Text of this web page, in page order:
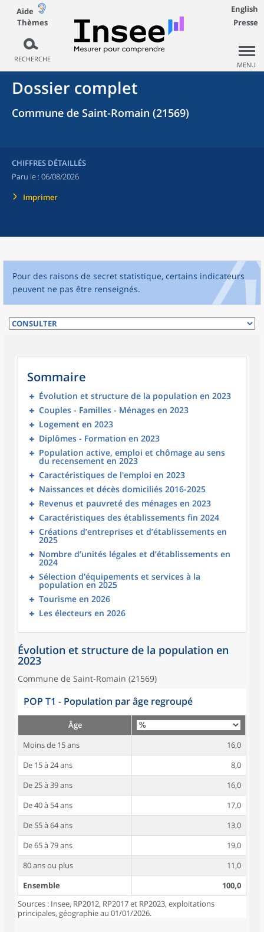
Aide
Thèmes
RECHERCHE
English
Presse
MENU
Dossier complet
Commune de Saint-Romain (21569)
CHIFFRES DÉTAILLÉS
Paru le : 06/08/2026
Imprimer
Pour des raisons de secret statistique, certains indicateurs
peuvent ne pas être renseignés.
Sommaire
Évolution et structure de la population en 2023
Couples - Familles - Ménages en 2023
Logement en 2023
Diplômes - Formation en 2023
Population active, emploi et chômage au sens
du recensement en 2023
Caractéristiques de l'emploi en 2023
Naissances et décès domiciliés 2016-2025
Revenus et pauvreté des ménages en 2023
Caractéristiques des établissements fin 2024
Créations d’entreprises et d’établissements en
2025
Nombre d’unités légales et d’établissements en
2024
Sélection d'équipements et services à la
population en 2025
Tourisme en 2026
Les électeurs en 2026
Évolution et structure de la population en
2023
Commune de Saint-Romain (21569)
POP T1 - Population par âge regroupé
Âge
Moins de 15 ans
16,0
De 15 à 24 ans
8,0
De 25 à 39 ans
16,0
De 40 à 54 ans
17,0
De 55 à 64 ans
13,0
De 65 à 79 ans
19,0
80 ans ou plus
11,0
Ensemble
100,0
Sources : Insee, RP2012, RP2017 et RP2023, exploitations
principales, géographie au 01/01/2026.